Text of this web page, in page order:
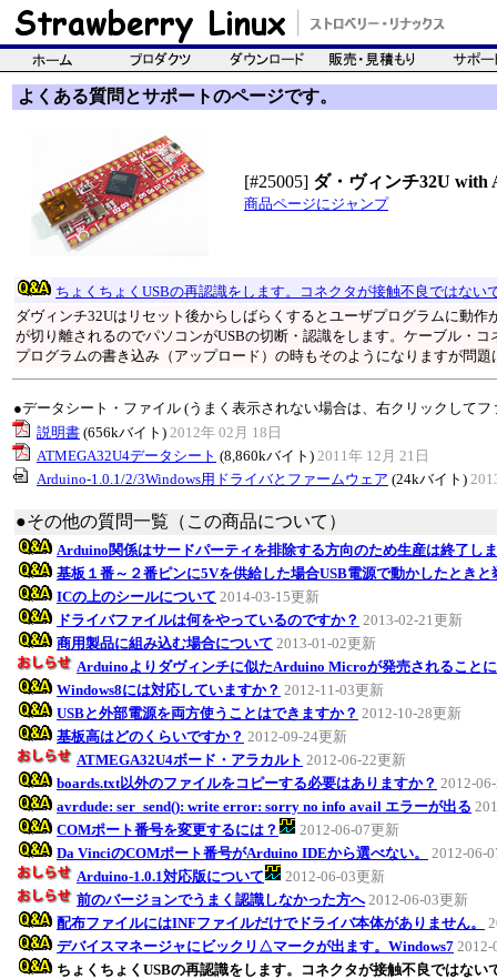
よくある質問とサポートのページです。
[#25005] ダ・ヴィンチ32U with
商品ページにジャンプ
ちょくちょくUSBの再認識をします。コネクタが接触不良ではない
ダヴィンチ32Uはリセット後からしばらくするとユーザプログラムに動
が切り離されるのでパソコンがUSBの切断・認識をします。ケーブル・
プログラムの書き込み（アップロード）の時もそのようになりますが問題
●データシート・ファイル (うまく表示されない場合は、右クリックして
説明書 (656kバイト) 2012年 02月 18日
ATMEGA32U4データシート (8,860kバイト) 2011年 12月 21日
Arduino-1.0.1/2/3Windows用ドライバとファームウェア (24kバイト)
●その他の質問一覧（この商品について）
Arduino関係はサードパーティを排除する方向のため生産は終了し
基板１番～２番ピンに5Vを供給した場合USB電源で動かしたとき
ICの上のシールについて 2014-03-15更新
ドライバファイルは何をやっているのですか？ 2013-02-21更新
商用製品に組み込む場合について 2013-01-02更新
Arduinoよりダヴィンチに似たArduino Microが発売されること
Windows8には対応していますか？ 2012-11-03更新
USBと外部電源を両方使うことはできますか？ 2012-10-28更新
基板高はどのくらいですか？ 2012-09-24更新
ATMEGA32U4ボード・アラカルト 2012-06-22更新
boards.txt以外のファイルをコピーする必要はありますか？ 2012-
avrdude: ser_send(): write error: sorry no info avail エラーが出る
COMポート番号を変更するには？
2012-06-07更新
Da VinciのCOMポート番号がArduino IDEから選べない。
2012-06-
Arduino-1.0.1対応版について
2012-06-03更新
前のバージョンでうまく認識しなかった方へ 2012-06-03更新
配布ファイルにはINFファイルだけでドライバ本体がありません。
デバイスマネージャにビックリ△マークが出ます。Windows7 2012-
ちょくちょくUSBの再認識をします。コネクタが接触不良ではない